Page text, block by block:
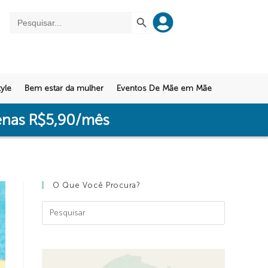
for:
SEARCH BUTTON
Bem estar da mulher Eventos De Mãe em Mãe
R$5,90/mês
O Que Você Procura?